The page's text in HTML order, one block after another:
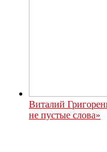
Виталий
не пустые слова»